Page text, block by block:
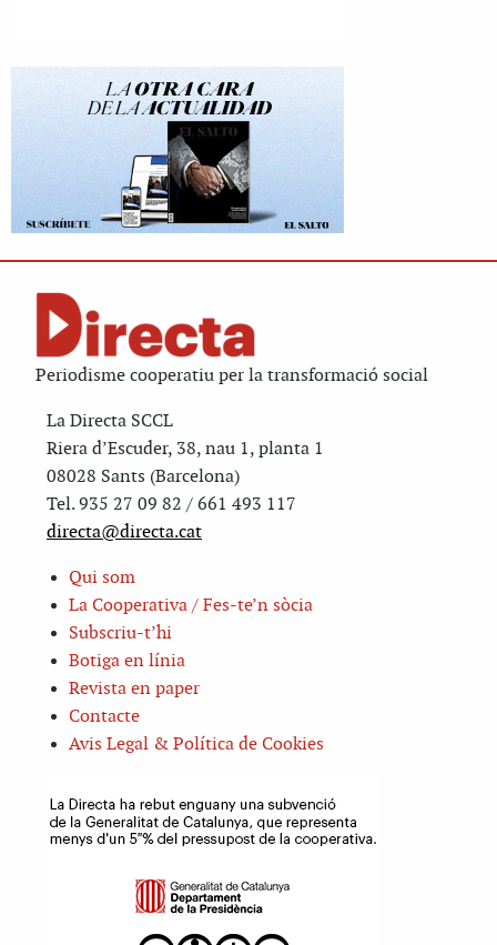
Periodisme cooperatiu per la transformació social
La Directa SCCL
Riera d’Escuder, 38, nau 1, planta 1
08028 Sants (Barcelona)
Tel. 935 27 09 82 / 661 493 117
directa@directa.cat
Qui som
La Cooperativa / Fes-te’n sòcia
Subscriu-t’hi
Botiga en línia
Revista en paper
Contacte
Avis Legal & Política de Cookies